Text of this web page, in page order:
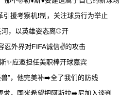
援考察机❗制，关注球员行为举止
，以英雄姿态离⚾开
忍外界对FIFA诚信✌️的攻击
✨应邀担任美职棒开球嘉宾
”，他完美补➡️全了我们的防线
求，国米希望把阿斯拉➡️尼加入谈判